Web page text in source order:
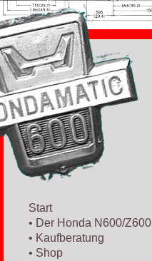
Start
• Der Honda N600/Z600
• Kaufberatung
• Shop